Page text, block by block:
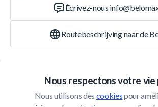
Nous respectons votre vie
Nous utilisons des cookies pour
Service Client
Écrivez-nous
Routebeschrijving naar de